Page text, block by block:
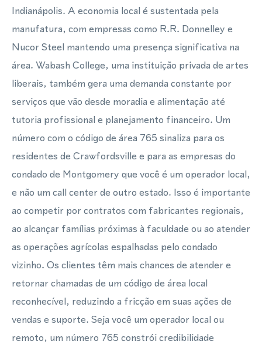
Indianápolis. A economia local é sustentada pela
manufatura, com empresas como R.R. Donnelley e
Nucor Steel mantendo uma presença significativa na
área. Wabash College, uma instituição privada de artes
liberais, também gera uma demanda constante por
serviços que vão desde moradia e alimentação até
tutoria profissional e planejamento financeiro. Um
número com o código de área 765 sinaliza para os
residentes de Crawfordsville e para as empresas do
condado de Montgomery que você é um operador local,
e não um call center de outro estado. Isso é importante
ao competir por contratos com fabricantes regionais,
ao alcançar famílias próximas à faculdade ou ao atender
as operações agrícolas espalhadas pelo condado
vizinho. Os clientes têm mais chances de atender e
retornar chamadas de um código de área local
reconhecível, reduzindo a fricção em suas ações de
vendas e suporte. Seja você um operador local ou
remoto, um número 765 constrói credibilidade